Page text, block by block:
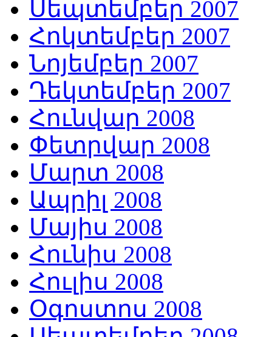
Սեպտեմբեր 2007
Հոկտեմբեր 2007
Նոյեմբեր 2007
Դեկտեմբեր 2007
Հունվար 2008
Փետրվար 2008
Մարտ 2008
Ապրիլ 2008
Մայիս 2008
Հունիս 2008
Հուլիս 2008
Օգոստոս 2008